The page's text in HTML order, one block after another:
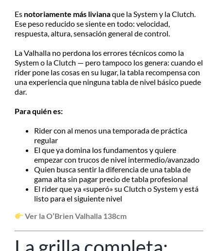
Es notoriamente más livianaque la System y la Clutch.
Ese peso reducido se siente en todo: velocidad,
respuesta, altura, sensación general de control.
La Valhalla no perdona los errores técnicos como la
System o la Clutch — pero tampoco los genera: cuando el
rider pone las cosas en su lugar, la tabla recompensa con
una experiencia que ninguna tabla de nivel básico puede
dar.
Para quién es:
Rider con al menos una temporada de práctica
regular
El que ya domina los fundamentos y quiere
empezar con trucos de nivel intermedio/avanzado
Quien busca sentir la diferencia de una tabla de
gama alta sin pagar precio de tabla profesional
El rider que ya «superó» su Clutch o System y está
listo para el siguiente nivel
Ver la O’Brien Valhalla 138cm